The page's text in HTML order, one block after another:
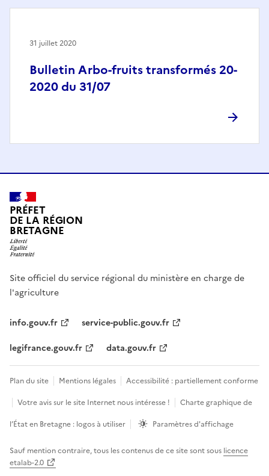
Bulletin Arbo-fruits transformés 20-
2020 du 31/07
31 juillet 2020
PRÉFET
DE LA RÉGION
BRETAGNE
Site officiel du service régional du ministère en charge de
l'agriculture
info.gouv.fr
service-public.gouv.fr
legifrance.gouv.fr
data.gouv.fr
Plan du site Mentions légales
Accessibilité : partiellement conforme
Votre avis sur le site Internet nous intéresse !
Charte graphique de
l’État en Bretagne : logos à utiliser
Paramètres d'affichage
Sauf mention contraire, tous les contenus de ce site sont sous licence
etalab-2.0